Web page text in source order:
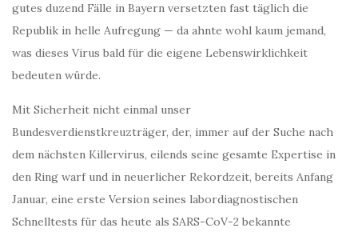
gutes duzend Fälle in Bayern versetzten fast täglich die
Republik in helle Aufregung — da ahnte wohl kaum jemand,
was dieses Virus bald für die eigene Lebenswirklichkeit
bedeuten würde.
Mit Sicherheit nicht einmal unser
Bundesverdienstkreuzträger, der, immer auf der Suche nach
dem nächsten Killervirus, eilends seine gesamte Expertise in
den Ring warf und in neuerlicher Rekordzeit, bereits Anfang
Januar, eine erste Version seines labordiagnostischen
Schnelltests für das heute als SARS-CoV-2 bekannte